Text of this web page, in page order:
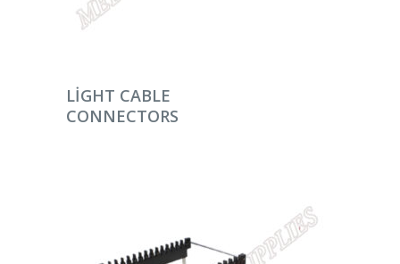
DEVAMINI OKU
LIGHT CABLE
CONNECTORS